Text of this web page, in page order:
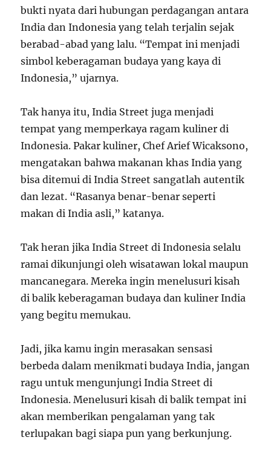
bukti nyata dari hubungan perdagangan antara
India dan Indonesia yang telah terjalin sejak
berabad-abad yang lalu. “Tempat ini menjadi
simbol keberagaman budaya yang kaya di
Indonesia,” ujarnya.
Tak hanya itu, India Street juga menjadi
tempat yang memperkaya ragam kuliner di
Indonesia. Pakar kuliner, Chef Arief Wicaksono,
mengatakan bahwa makanan khas India yang
bisa ditemui di India Street sangatlah autentik
dan lezat. “Rasanya benar-benar seperti
makan di India asli,” katanya.
Tak heran jika India Street di Indonesia selalu
ramai dikunjungi oleh wisatawan lokal maupun
mancanegara. Mereka ingin menelusuri kisah
di balik keberagaman budaya dan kuliner India
yang begitu memukau.
Jadi, jika kamu ingin merasakan sensasi
berbeda dalam menikmati budaya India, jangan
ragu untuk mengunjungi India Street di
Indonesia. Menelusuri kisah di balik tempat ini
akan memberikan pengalaman yang tak
terlupakan bagi siapa pun yang berkunjung.